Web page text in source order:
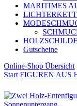
MARITIMES
Gutscheine
Online-Shop Übersicht
Start FIGUREN AUS